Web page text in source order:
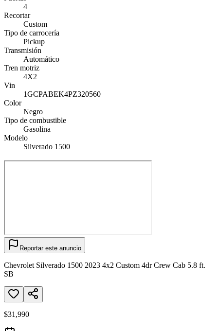
4
Recortar
Custom
Tipo de carrocería
Pickup
Transmisión
Automático
Tren motriz
4X2
Vin
1GCPABEK4PZ320560
Color
Negro
Tipo de combustible
Gasolina
Modelo
Silverado 1500
Reportar este anuncio
Chevrolet Silverado 1500 2023 4x2 Custom 4dr Crew Cab 5.8 ft.
SB
$31,990